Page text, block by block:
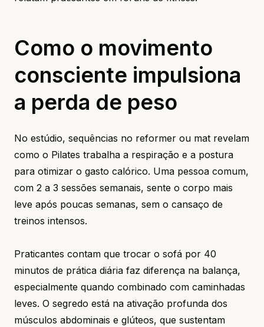
Como o movimento
consciente impulsiona
a perda de peso
No estúdio, sequências no reformer ou mat revelam
como o Pilates trabalha a respiração e a postura
para otimizar o gasto calórico. Uma pessoa comum,
com 2 a 3 sessões semanais, sente o corpo mais
leve após poucas semanas, sem o cansaço de
treinos intensos.
Praticantes contam que trocar o sofá por 40
minutos de prática diária faz diferença na balança,
especialmente quando combinado com caminhadas
leves. O segredo está na ativação profunda dos
músculos abdominais e glúteos, que sustentam